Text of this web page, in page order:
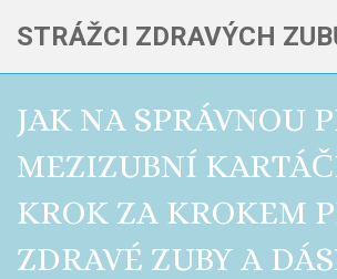
STRÁŽCI ZDRAVÝCH
JAK NA SPRÁVNOU
MEZIZUBNÍ
KROK ZA KROKEM
ZDRAVÉ ZUBY A